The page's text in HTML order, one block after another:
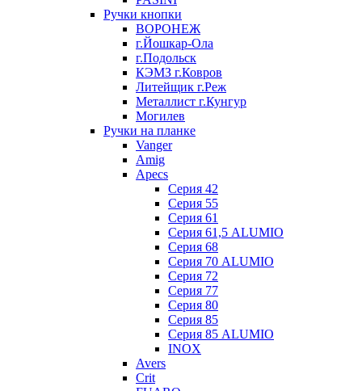
Ручки кнопки
ВОРОНЕЖ
г.Йошкар-Ола
г.Подольск
КЭМЗ г.Ковров
Литейщик г.Реж
Металлист г.Кунгур
Могилев
Ручки на планке
Vanger
Amig
Apecs
Серия 42
Серия 55
Серия 61
Серия 61,5 ALUMIO
Серия 68
Серия 70 ALUMIO
Серия 72
Серия 77
Серия 80
Серия 85
Серия 85 ALUMIO
INOX
Avers
Crit